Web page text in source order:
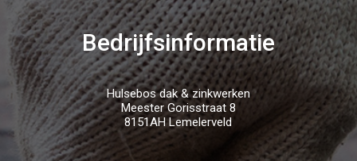
Bedrijfsinformatie
Hulsebos dak & zinkwerken
Meester Gorisstraat 8
8151AH Lemelerveld